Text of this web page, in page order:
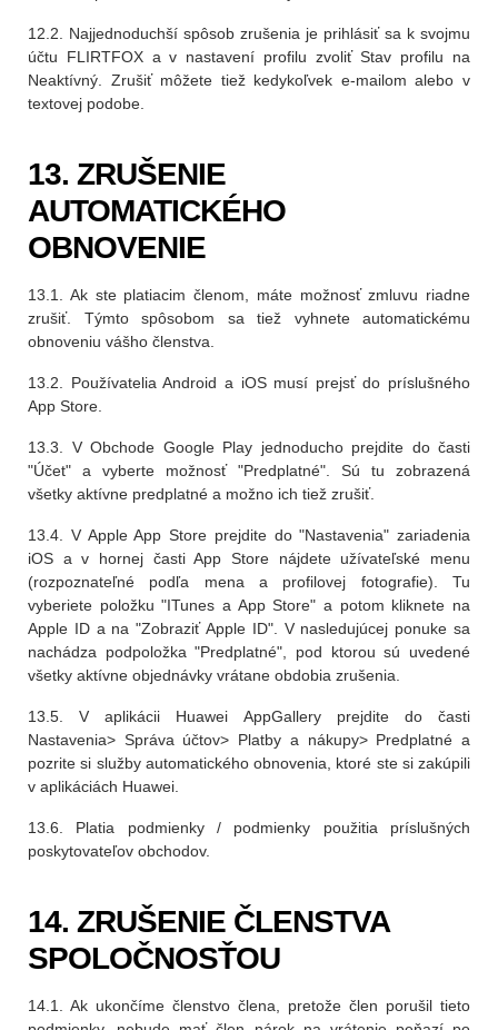
12.2. Najjednoduchší spôsob zrušenia je prihlásiť sa k svojmu
účtu FLIRTFOX a v nastavení profilu zvoliť Stav profilu na
Neaktívný. Zrušiť môžete tiež kedykoľvek e-mailom alebo v
textovej podobe.
13. ZRUŠENIE
AUTOMATICKÉHO
OBNOVENIE
13.1. Ak ste platiacim členom, máte možnosť zmluvu riadne
zrušiť. Týmto spôsobom sa tiež vyhnete automatickému
obnoveniu vášho členstva.
13.2. Používatelia Android a iOS musí prejsť do príslušného
App Store.
13.3. V Obchode Google Play jednoducho prejdite do časti
"Účet" a vyberte možnosť "Predplatné". Sú tu zobrazená
všetky aktívne predplatné a možno ich tiež zrušiť.
13.4. V Apple App Store prejdite do "Nastavenia" zariadenia
iOS a v hornej časti App Store nájdete užívateľské menu
(rozpoznateľné podľa mena a profilovej fotografie). Tu
vyberiete položku "ITunes a App Store" a potom kliknete na
Apple ID a na "Zobraziť Apple ID". V nasledujúcej ponuke sa
nachádza podpoložka "Predplatné", pod ktorou sú uvedené
všetky aktívne objednávky vrátane obdobia zrušenia.
13.5. V aplikácii Huawei AppGallery prejdite do časti
Nastavenia> Správa účtov> Platby a nákupy> Predplatné a
pozrite si služby automatického obnovenia, ktoré ste si zakúpili
v aplikáciách Huawei.
13.6. Platia podmienky / podmienky použitia príslušných
poskytovateľov obchodov.
14. ZRUŠENIE ČLENSTVA
SPOLOČNOSŤOU
14.1. Ak ukončíme členstvo člena, pretože člen porušil tieto